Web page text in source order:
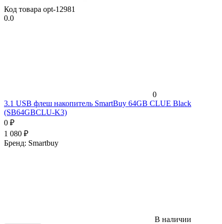
Код товара opt-12981
0.0
0
3.1 USB флеш накопитель SmartBuy 64GB CLUE Black
(SB64GBCLU-K3)
0 ₽
1 080 ₽
Бренд: Smartbuy
В наличии